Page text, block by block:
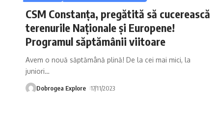
CSM Constanța, pregătită să cucerească
terenurile Naționale și Europene!
Programul săptămânii viitoare
Avem o nouă săptămână plină! De la cei mai mici, la
juniori…
Dobrogea Explore 17/11/2023